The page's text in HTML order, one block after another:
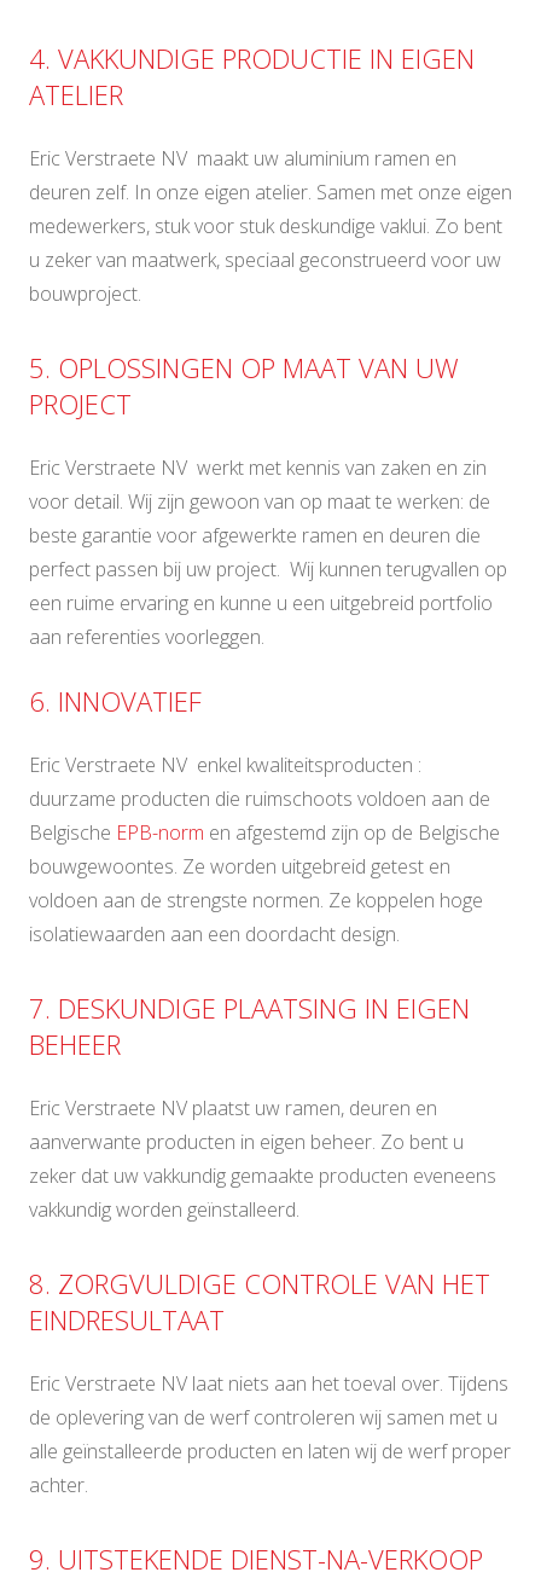
4. VAKKUNDIGE PRODUCTIE IN EIGEN
ATELIER
Eric Verstraete NV maakt uw aluminium ramen en
deuren zelf. In onze eigen atelier. Samen met onze eigen
medewerkers, stuk voor stuk deskundige vaklui. Zo bent
u zeker van maatwerk, speciaal geconstrueerd voor uw
bouwproject.
5. OPLOSSINGEN OP MAAT VAN UW
PROJECT
Eric Verstraete NV werkt met kennis van zaken en zin
voor detail. Wij zijn gewoon van op maat te werken: de
beste garantie voor afgewerkte ramen en deuren die
perfect passen bij uw project. Wij kunnen terugvallen op
een ruime ervaring en kunne u een uitgebreid portfolio
aan referenties voorleggen.
6. INNOVATIEF
Eric Verstraete NV enkel kwaliteitsproducten :
duurzame producten die ruimschoots voldoen aan de
Belgische EPB-norm en afgestemd zijn op de Belgische
bouwgewoontes. Ze worden uitgebreid getest en
voldoen aan de strengste normen. Ze koppelen hoge
isolatiewaarden aan een doordacht design.
7. DESKUNDIGE PLAATSING IN EIGEN
BEHEER
Eric Verstraete NV plaatst uw ramen, deuren en
aanverwante producten in eigen beheer. Zo bent u
zeker dat uw vakkundig gemaakte producten eveneens
vakkundig worden geïnstalleerd.
8. ZORGVULDIGE CONTROLE VAN HET
EINDRESULTAAT
Eric Verstraete NV laat niets aan het toeval over. Tijdens
de oplevering van de werf controleren wij samen met u
alle geïnstalleerde producten en laten wij de werf proper
achter.
9. UITSTEKENDE DIENST-NA-VERKOOP